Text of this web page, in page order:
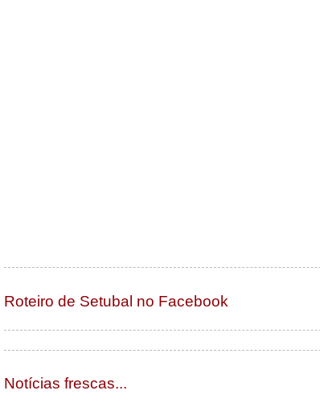
Roteiro de Setubal no Facebook
Notícias frescas...